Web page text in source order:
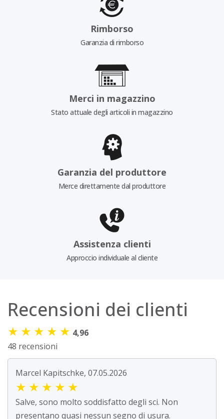
Rimborso
Garanzia di rimborso
Merci in magazzino
Stato attuale degli articoli in magazzino
Garanzia del produttore
Merce direttamente dal produttore
Assistenza clienti
Approccio individuale al cliente
Recensioni dei clienti
★ ★ ★ ★ ★ 4,96
48 recensioni
Marcel Kapitschke, 07.05.2026
★ ★ ★ ★ ★
Salve, sono molto soddisfatto degli sci. Non
presentano quasi nessun segno di usura.